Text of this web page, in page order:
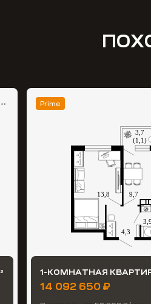
2
Prime
1-КОМНАТНАЯ
14 092 650 ₽